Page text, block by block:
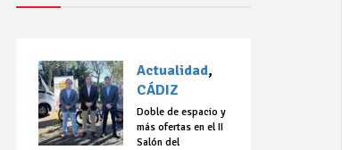
Actualidad,
CÁDIZ
Doble de espacio y
más ofertas en el II
Salón del